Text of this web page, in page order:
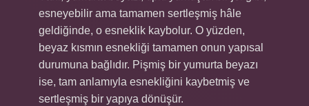
esneyebilir ama tamamen sertleşmiş hâle
geldiğinde, o esneklik kaybolur. O yüzden,
beyaz kısmın esnekliği tamamen onun yapısal
durumuna bağlıdır. Pişmiş bir yumurta beyazı
ise, tam anlamıyla esnekliğini kaybetmiş ve
sertleşmiş bir yapıya dönüşür.